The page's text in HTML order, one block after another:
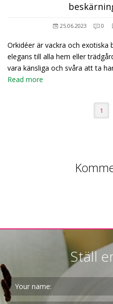
25.06.2023 0
Orkidéer är vackra och
elegans till alla hem eller
vara känsliga och svåra att ta
Read more
1
Ställ